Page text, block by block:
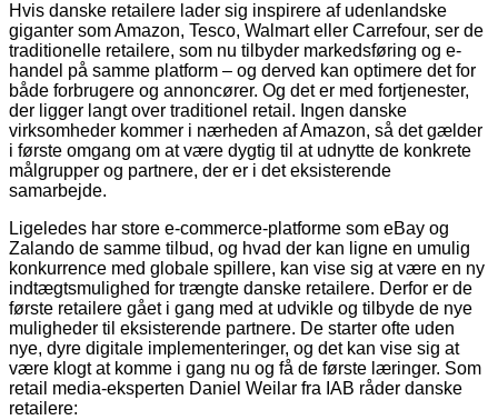
Hvis danske retailere lader sig inspirere af udenlandske
giganter som Amazon, Tesco, Walmart eller Carrefour, ser de
traditionelle retailere, som nu tilbyder markedsføring og e-
handel på samme platform – og derved kan optimere det for
både forbrugere og annoncører. Og det er med fortjenester,
der ligger langt over traditionel retail. Ingen danske
virksomheder kommer i nærheden af Amazon, så det gælder
i første omgang om at være dygtig til at udnytte de konkrete
målgrupper og partnere, der er i det eksisterende
samarbejde.
Ligeledes har store e-commerce-platforme som eBay og
Zalando de samme tilbud, og hvad der kan ligne en umulig
konkurrence med globale spillere, kan vise sig at være en ny
indtægtsmulighed for trængte danske retailere. Derfor er de
første retailere gået i gang med at udvikle og tilbyde de nye
muligheder til eksisterende partnere. De starter ofte uden
nye, dyre digitale implementeringer, og det kan vise sig at
være klogt at komme i gang nu og få de første læringer. Som
retail media-eksperten Daniel Weilar fra IAB råder danske
retailere: